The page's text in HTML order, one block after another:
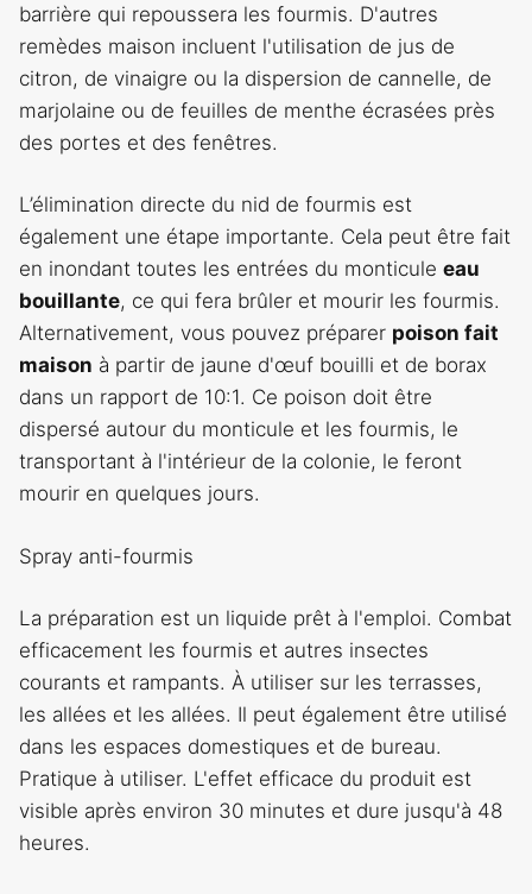
barrière qui repoussera les fourmis. D'autres
remèdes maison incluent l'utilisation de jus de
citron, de vinaigre ou la dispersion de cannelle, de
marjolaine ou de feuilles de menthe écrasées près
des portes et des fenêtres.
L’élimination directe du nid de fourmis est
également une étape importante. Cela peut être fait
en inondant toutes les entrées du monticule eau
bouillante, ce qui fera brûler et mourir les fourmis.
Alternativement, vous pouvez préparer poison fait
maison à partir de jaune d'œuf bouilli et de borax
dans un rapport de 10:1. Ce poison doit être
dispersé autour du monticule et les fourmis, le
transportant à l'intérieur de la colonie, le feront
mourir en quelques jours.
Spray anti-fourmis
La préparation est un liquide prêt à l'emploi. Combat
efficacement les fourmis et autres insectes
courants et rampants. À utiliser sur les terrasses,
les allées et les allées. Il peut également être utilisé
dans les espaces domestiques et de bureau.
Pratique à utiliser. L'effet efficace du produit est
visible après environ 30 minutes et dure jusqu'à 48
heures.